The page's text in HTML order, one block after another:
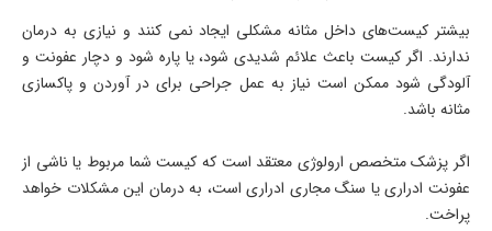
بیشتر کیست‌های داخل مثانه مشکلی ایجاد نمی کنند و نیازی به درمان
ندارند. اگر کیست باعث علائم شدیدی شود، یا پاره شود و دچار عفونت و
آلودگی شود ممکن است نیاز به عمل جراحی برای در آوردن و پاکسازی
مثانه باشد.
اگر پزشک متخصص ارولوژی معتقد است که کیست شما مربوط یا ناشی از
عفونت ادراری یا سنگ مجاری ادراری است، به درمان این مشکلات خواهد
پراخت.